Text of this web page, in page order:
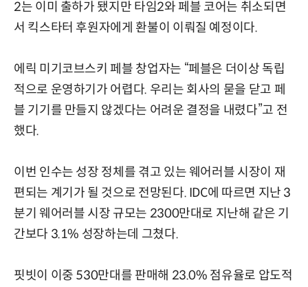
2는 이미 출하가 됐지만 타임2와 페블 코어는 취소되면
서 킥스타터 후원자에게 환불이 이뤄질 예정이다.
에릭 미기코브스키 페블 창업자는 “페블은 더이상 독립
적으로 운영하기가 어렵다. 우리는 회사의 묻을 닫고 페
블 기기를 만들지 않겠다는 어려운 결정을 내렸다”고 전
했다.
이번 인수는 성장 정체를 겪고 있는 웨어러블 시장이 재
편되는 계기가 될 것으로 전망된다. IDC에 따르면 지난 3
분기 웨어러블 시장 규모는 2300만대로 지난해 같은 기
간보다 3.1% 성장하는데 그쳤다.
핏빗이 이중 530만대를 판매해 23.0% 점유율로 압도적